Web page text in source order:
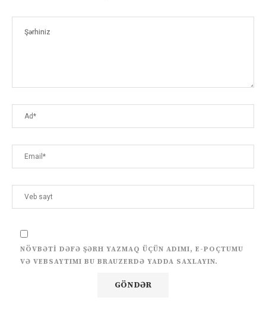
NÖVBƏTI DƏFƏ ŞƏRH YAZMAQ ÜÇÜN ADIMI, E-POÇTUMU
VƏ VEBSAYTIMI BU BRAUZERDƏ YADDA SAXLAYIN.